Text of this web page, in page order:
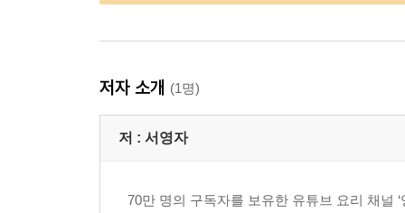
저자 소개 (1명)
저 : 서영자
70만 명의 구독자를 보유한 유튜브 요리 채널